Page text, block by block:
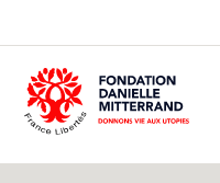
MAIN
CONTENT